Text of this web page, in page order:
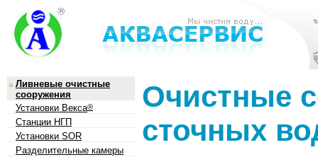
Ливневые очистные
сооружения
Установки Векса®
Станции НГП
Установки SOR
Разделительные камеры
Очистные
сточных